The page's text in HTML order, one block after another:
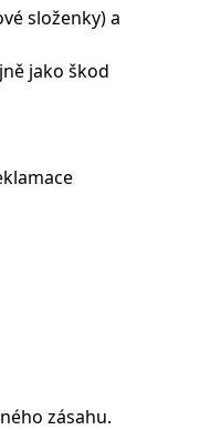
složenky) a
jako škod
zásahu.